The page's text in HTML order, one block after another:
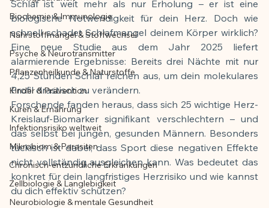
Der Artikel wurde mit Unterstützung von
KI erstellt und redaktionell geprüft vom
angegebenen Autor
Biochemie & Immunologie
Nährstoffmangel & Stoffwechsel
Psyche & Neurotransmitter
Pflanzenheilkunde & Naturstoffe
Kinder & Prävention
Kuren & Ernährung
Infektionsrisiko weltweit
Mikrobiom & Parasiten
Chronisch-entzündliche Erkrankungen
Zellbiologie & Langlebigkeit
Neurobiologie & mentale Gesundheit
Schlaf ist weit mehr als nur Erholung – er ist eine
biologische Notwendigkeit für dein Herz. Doch wie
schnell schadet Schlafmangel deinem Körper wirklich?
Eine neue Studie aus dem Jahr 2025 liefert
alarmierende Ergebnisse: Bereits drei Nächte mit nur
4,25 Stunden Schlaf reichen aus, um dein molekulares
Profil drastisch zu verändern.
Forschende fanden heraus, dass sich 25 wichtige Herz-
Kreislauf-Biomarker signifikant verschlechtern – und
das selbst bei jungen, gesunden Männern. Besonders
tückisch ist dabei, dass Sport diese negativen Effekte
nicht vollständig ausgleichen kann. Was bedeutet das
konkret für dein langfristiges Herzrisiko und wie kannst
du dich effektiv schützen?